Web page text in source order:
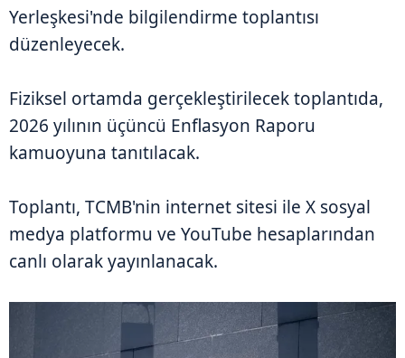
Yerleşkesi'nde bilgilendirme toplantısı
düzenleyecek.
Fiziksel ortamda gerçekleştirilecek toplantıda,
2026 yılının üçüncü Enflasyon Raporu
kamuoyuna tanıtılacak.
Toplantı, TCMB'nin internet sitesi ile X sosyal
medya platformu ve YouTube hesaplarından
canlı olarak yayınlanacak.